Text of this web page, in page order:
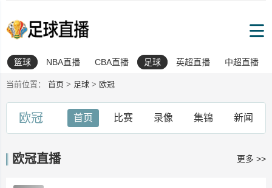
篮球 NBA直播 CBA直播 足球 英超直播 中超直播
当前位置： 首页 > 足球 > 欧冠
欧冠 首页 比赛 录像 集锦 新闻
欧冠直播 更多 >>